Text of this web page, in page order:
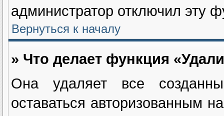
администратор отключил эту
Вернуться к началу
» Что делает функция
Она удаляет все
оставаться авторизованным